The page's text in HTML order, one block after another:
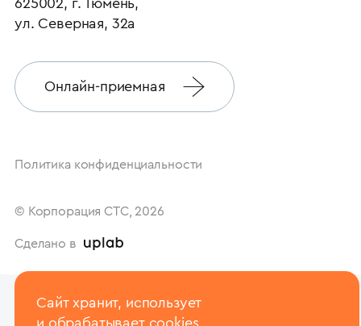
ул. Северная, 32а
Онлайн-приемная
Политика конфиденциальности
© Корпорация СТС, 2026
Сделано в
Сайт хранит, использует